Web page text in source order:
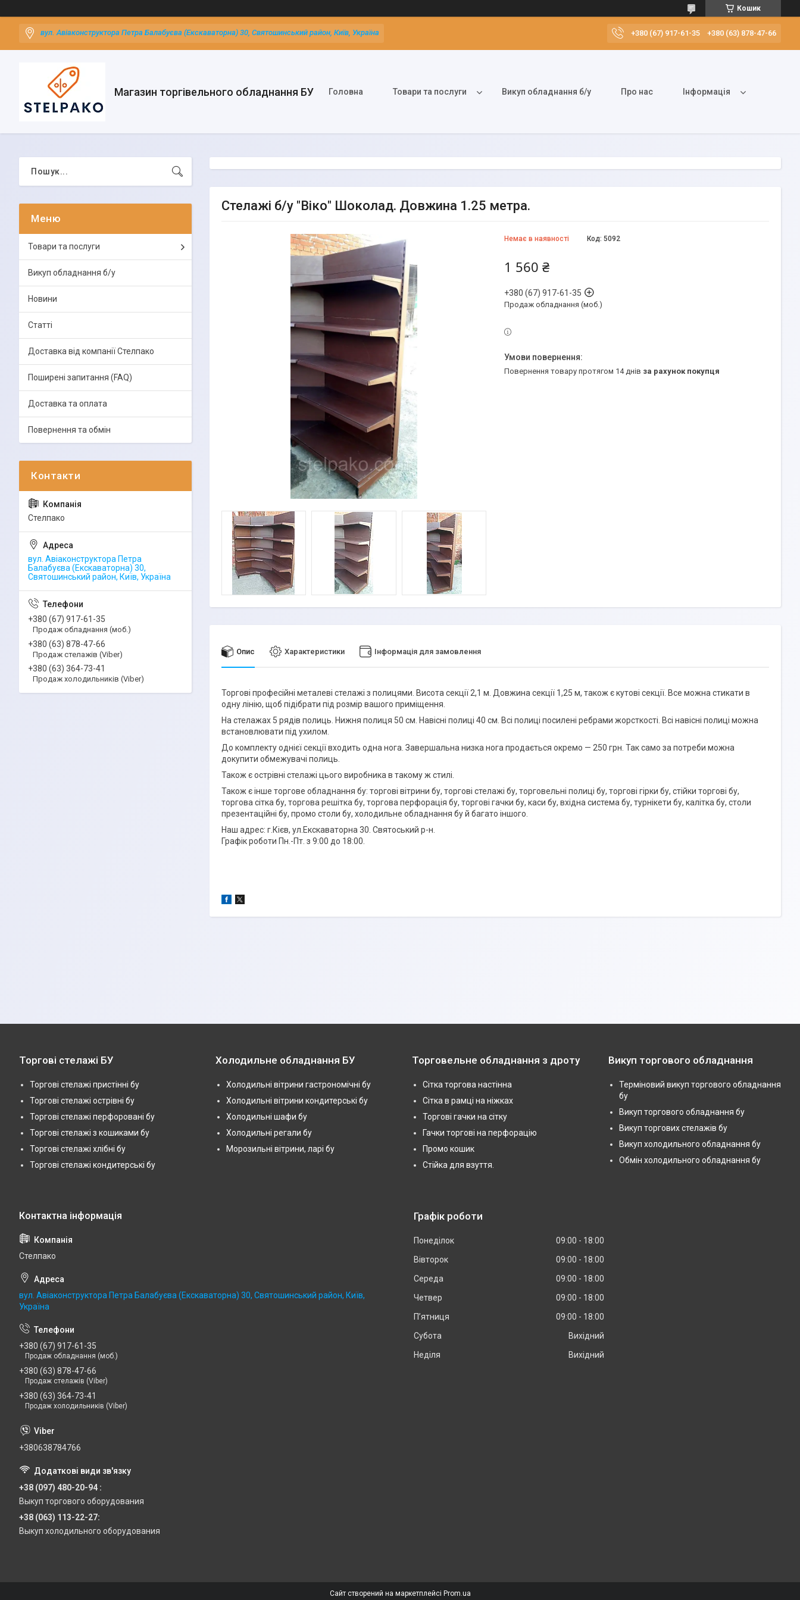
Кошик
вул. Авіаконструктора Петра Балабуєва (Екскаваторна) 30, Святошинський район, Київ, Україна +380 (67) 917-61-35 +380 (63) 878-47-66
Магазин торгівельного обладнання БУ Головна Товари та послуги Викуп обладнання б/у Про нас Інформація
Стелажі б/у "Віко" Шоколад. Довжина 1.25 метра.
Немає в наявності Код: 5092
1 560 ₴
+380 (67) 917-61-35
Продаж обладнання (моб.)
повернення товару протягом 14 днів за рахунок покупця
Опис Характеристики Інформація для замовлення
Торгові професійні металеві стелажі з полицями. Висота секції 2,1 м. Довжина секції 1,25 м, також є кутові секції. Все можна стикати в
одну лінію, щоб підібрати під розмір вашого приміщення.
На стелажах 5 рядів полиць. Нижня полиця 50 см. Навісні полиці 40 см. Всі полиці посилені ребрами жорсткості. Всі навісні полиці можна
встановлювати під ухилом.
До комплекту однієї секції входить одна нога. Завершальна низка нога продається окремо — 250 грн. Так само за потреби можна
докупити обмежувачі полиць.
Також є острівні стелажі цього виробника в такому ж стилі.
Також є інше торгове обладнання бу: торгові вітрини бу, торгові стелажі бу, торговельні полиці бу, торгові гірки бу, стійки торгові бу,
торгова сітка бу, торгова решітка бу, торгова перфорація бу, торгові гачки бу, каси бу, вхідна система бу, турнікети бу, калітка бу, столи
презентаційні бу, промо столи бу, холодильне обладнання бу й багато іншого.
Наш адрес: г.Кієв, ул.Екскаваторна 30. Святоський р-н.
Графік роботи Пн.-Пт. з 9:00 до 18:00.
Товари та послуги
Викуп обладнання б/у
Новини
Статті
Доставка від компанії Стелпако
Поширені запитання (FAQ)
Доставка та оплата
Повернення та обмін
Стелпако
вул. Авіаконструктора Петра
Балабуєва (Екскаваторна) 30,
Святошинський район, Київ, Україна
+380 (67) 917-61-35
Продаж обладнання (моб.)
+380 (63) 878-47-66
Продаж стелажів (Viber)
+380 (63) 364-73-41
Продаж холодильників (Viber)
Торгові стелажі БУ
Торгові стелажі пристінні бу
Торгові стелажі острівні бу
Торгові стелажі перфоровані бу
Торгові стелажі з кошиками бу
Торгові стелажі хлібні бу
Торгові стелажі кондитерські бу
Холодильне обладнання БУ
Холодильні вітрини гастрономічні бу
Холодильні вітрини кондитерські бу
Холодильні шафи бу
Холодильні регали бу
Морозильні вітрини, ларі бу
Торговельне обладнання з дроту
Сітка торгова настінна
Сітка в рамці на ніжках
Торгові гачки на сітку
Гачки торгові на перфорацію
Промо кошик
Стійка для взуття.
Викуп торгового обладнання
Терміновий викуп торгового обладнання
бу
Викуп торгового обладнання бу
Викуп торгових стелажів бу
Викуп холодильного обладнання бу
Обмін холодильного обладнання бу
Стелпако
вул. Авіаконструктора Петра Балабуєва (Екскаваторна) 30, Святошинський район, Київ,
Україна
+380 (67) 917-61-35
Продаж обладнання (моб.)
+380 (63) 878-47-66
Продаж стелажів (Viber)
+380 (63) 364-73-41
Продаж холодильників (Viber)
+380638784766
+38 (097) 480-20-94
Выкуп торгового оборудования
+38 (063) 113-22-27
Выкуп холодильного оборудования
Графік роботи
Понеділок 09:00
18:00
Вівторок
09:00
18:00
Середа
09:00
18:00
Четвер
09:00
18:00
Пʼятниця
09:00
18:00
Субота
Вихідний
Неділя
Вихідний
Сайт створений на маркетплейсі Prom.ua